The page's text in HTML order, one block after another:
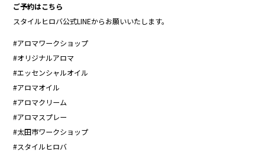
ご予約はこちら
スタイルヒロバ公式LINEからお願いいたします。
#アロマワークショップ
#オリジナルアロマ
#エッセンシャルオイル
#アロマオイル
#アロマクリーム
#アロマスプレー
#太田市ワークショップ
#スタイルヒロバ